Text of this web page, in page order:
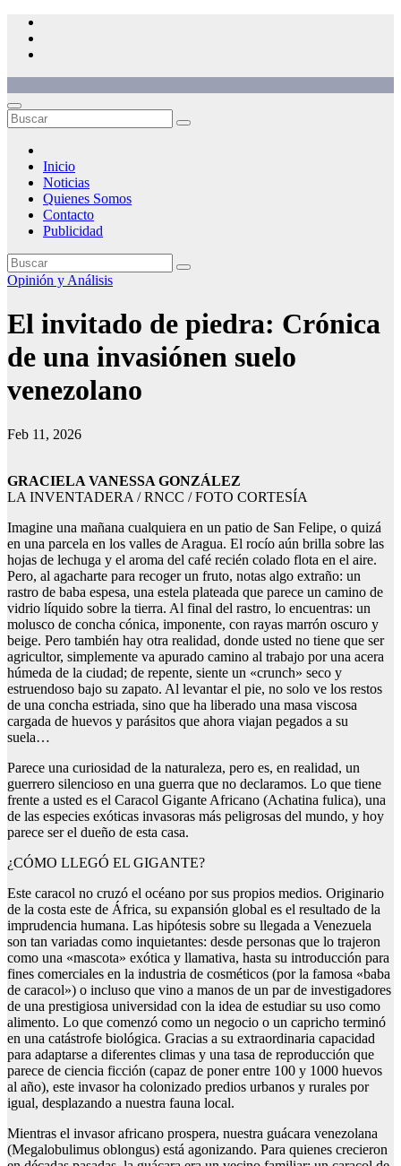
Saltar
contenido
Inicio
Noticias
Quienes Somos
Contacto
Publicidad
Opinión y Análisis
El invitado de piedra: Crónica
de una invasiónen suelo
venezolano
Feb 11, 2026
GRACIELA VANESSA GONZÁLEZ
LA INVENTADERA / RNCC / FOTO CORTESÍA
Imagine una mañana cualquiera en un patio de San Felipe, o quizá
en una parcela en los valles de Aragua. El rocío aún brilla sobre las
hojas de lechuga y el aroma del café recién colado flota en el aire.
Pero, al agacharte para recoger un fruto, notas algo extraño: un
rastro de baba espesa, una estela plateada que parece un camino de
vidrio líquido sobre la tierra. Al final del rastro, lo encuentras: un
molusco de concha cónica, imponente, con rayas marrón oscuro y
beige. Pero también hay otra realidad, donde usted no tiene que ser
agricultor, simplemente va apurado camino al trabajo por una acera
húmeda de la ciudad; de repente, siente un «crunch» seco y
estruendoso bajo su zapato. Al levantar el pie, no solo ve los restos
de una concha estriada, sino que ha liberado una masa viscosa
cargada de huevos y parásitos que ahora viajan pegados a su
suela…
Parece una curiosidad de la naturaleza, pero es, en realidad, un
guerrero silencioso en una guerra que no declaramos. Lo que tiene
frente a usted es el Caracol Gigante Africano (Achatina fulica), una
de las especies exóticas invasoras más peligrosas del mundo, y hoy
parece ser el dueño de esta casa.
¿CÓMO LLEGÓ EL GIGANTE?
Este caracol no cruzó el océano por sus propios medios. Originario
de la costa este de África, su expansión global es el resultado de la
imprudencia humana. Las hipótesis sobre su llegada a Venezuela
son tan variadas como inquietantes: desde personas que lo trajeron
como una «mascota» exótica y llamativa, hasta su introducción para
fines comerciales en la industria de cosméticos (por la famosa «baba
de caracol») o incluso que vino a manos de un par de investigadores
de una prestigiosa universidad con la idea de estudiar su uso como
alimento. Lo que comenzó como un negocio o un capricho terminó
en una catástrofe biológica. Gracias a su extraordinaria capacidad
para adaptarse a diferentes climas y una tasa de reproducción que
parece de ciencia ficción (capaz de poner entre 100 y 1000 huevos
al año), este invasor ha colonizado predios urbanos y rurales por
igual, desplazando a nuestra fauna local.
Mientras el invasor africano prospera, nuestra guácara venezolana
(Megalobulimus oblongus) está agonizando. Para quienes crecieron